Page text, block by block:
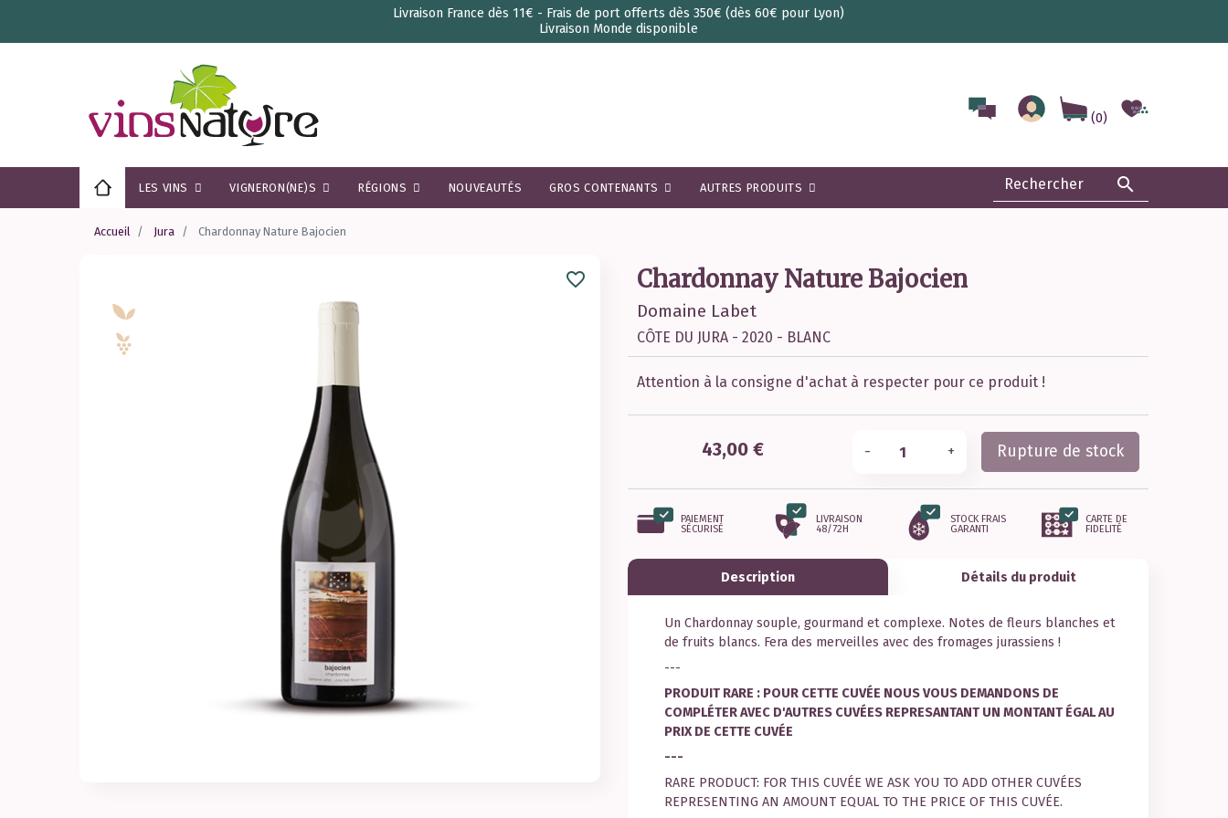
Livraison France dès 11€ - Frais de port offerts dès 350€ (dès 60€ pour Lyon)
Livraison Monde disponible
(0)
LES VINS VIGNERON(NE)S RÉGIONS NOUVEAUTÉS GROS CONTENANTS AUTRES PRODUITS 
Accueil Jura Chardonnay Nature Bajocien
favorite_border Chardonnay Nature Bajocien
Domaine Labet
CÔTE DU JURA - 2020 - BLANC
Attention à la consigne d'achat à respecter pour ce produit !
43,00 € - + Rupture de stock
PAIEMENT
SÉCURISÉ
LIVRAISON
48/72H
STOCK FRAIS
GARANTI
CARTE DE
FIDELITÉ
Description Détails du produit
Un Chardonnay souple, gourmand et complexe. Notes de fleurs blanches et
de fruits blancs. Fera des merveilles avec des fromages jurassiens !
---
PRODUIT RARE : POUR CETTE CUVÉE NOUS VOUS DEMANDONS DE
COMPLÉTER AVEC D'AUTRES CUVÉES REPRESANTANT UN MONTANT ÉGAL AU
PRIX DE CETTE CUVÉE
---
RARE PRODUCT: FOR THIS CUVÉE WE ASK YOU TO ADD OTHER CUVÉES
REPRESENTING AN AMOUNT EQUAL TO THE PRICE OF THIS CUVÉE.